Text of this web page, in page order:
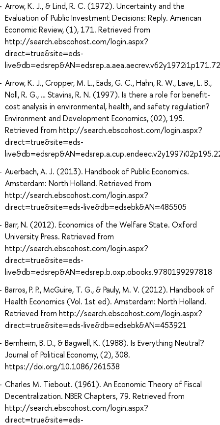
Arrow, K. J., & Lind, R. C. (1972). Uncertainty and the
Evaluation of Public Investment Decisions: Reply. American
Economic Review, (1), 171. Retrieved from
http://search.ebscohost.com/login.aspx?
direct=true&site=eds-
live&db=edsrep&AN=edsrep.a.aea.aecrev.v62y1972i1p171.72
Arrow, K. J., Cropper, M. L., Eads, G. C., Hahn, R. W., Lave, L. B.,
Noll, R. G., … Stavins, R. N. (1997). Is there a role for benefit-
cost analysis in environmental, health, and safety regulation?
Environment and Development Economics, (02), 195.
Retrieved from http://search.ebscohost.com/login.aspx?
direct=true&site=eds-
Auerbach, A. J. (2013). Handbook of Public Economics.
Amsterdam: North Holland. Retrieved from
http://search.ebscohost.com/login.aspx?
direct=true&site=eds-live&db=edsebk&AN=485505
Barr, N. (2012). Economics of the Welfare State. Oxford
University Press. Retrieved from
http://search.ebscohost.com/login.aspx?
direct=true&site=eds-
live&db=edsrep&AN=edsrep.b.oxp.obooks.9780199297818
Barros, P. P., McGuire, T. G., & Pauly, M. V. (2012). Handbook of
Health Economics (Vol. 1st ed). Amsterdam: North Holland.
Retrieved from http://search.ebscohost.com/login.aspx?
direct=true&site=eds-live&db=edsebk&AN=453921
Bernheim, B. D., & Bagwell, K. (1988). Is Everything Neutral?
Journal of Political Economy, (2), 308.
https://doi.org/10.1086/261538
Charles M. Tiebout. (1961). An Economic Theory of Fiscal
Decentralization. NBER Chapters, 79. Retrieved from
http://search.ebscohost.com/login.aspx?
direct=true&site=eds-